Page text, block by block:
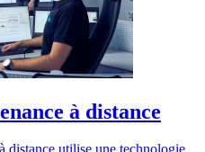
à distance